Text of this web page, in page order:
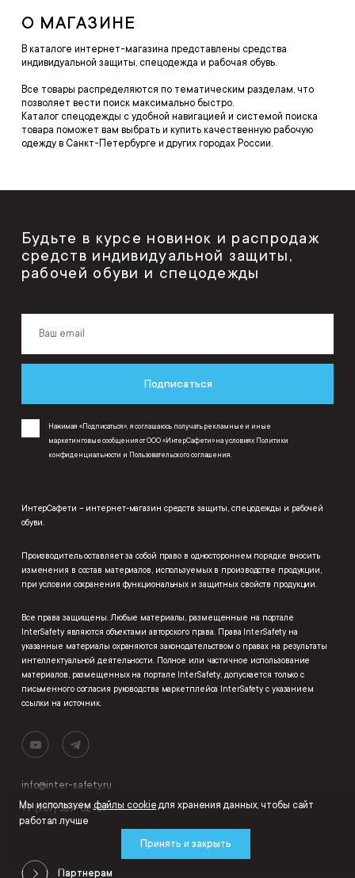
О МАГАЗИНЕ
В каталоге интернет-магазина представлены средства
индивидуальной защиты, спецодежда и рабочая обувь.
Все товары распределяются по тематическим разделам, что
позволяет вести поиск максимально быстро.
Каталог спецодежды с удобной навигацией и системой поиска
товара поможет вам выбрать и купить качественную рабочую
одежду в Санкт-Петербурге и других городах России.
Будьте в курсе новинок и распродаж
средств индивидуальной защиты,
рабочей обуви и спецодежды
Подписаться
Нажимая «Подписаться», я соглашаюсь получать рекламные и иные
маркетинговые сообщения от ООО «ИнтерСафети» на условиях Политики
конфиденциальности и Пользовательского соглашения.
ИнтерСафети – интернет-магазин средств защиты, спецодежды и рабочей
обуви.
Производитель оставляет за собой право в одностороннем порядке вносить
изменения в состав материалов, используемых в производстве продукции,
при условии сохранения функциональных и защитных свойств продукции.
Все права защищены. Любые материалы, размещенные на портале
InterSafety являются объектами авторского права. Права InterSafety на
указанные материалы охраняются законодательством о правах на результаты
интеллектуальной деятельности. Полное или частичное использование
материалов, размещенных на портале InterSafety, допускается только с
письменного согласия руководства маркетплейса InterSafety с указанием
ссылки на источник.
info@inter-safety.ru
+7 (967) 357-02-07
Партнерам
Мы используемфайлы cookieдля хранения данных, чтобы сайт
работал лучше
Принять и закрыть